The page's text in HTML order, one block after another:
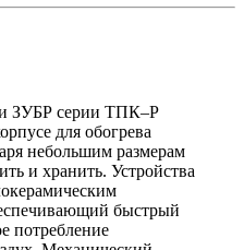
ЗУБР серии ТПК–Р
для обогрева
небольшим размерам
и хранить. Устройства
быстрый
потребление